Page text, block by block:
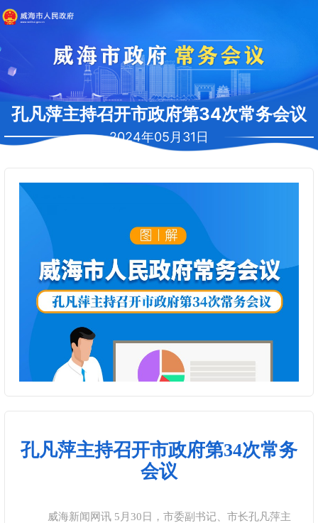
孔凡萍主持召开市政府第34次常务会议
2024年05月31日
孔凡萍主持召开市政府第34次常务
会议
威海新闻网讯 5月30日，市委副书记、市长孔凡萍主